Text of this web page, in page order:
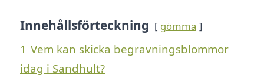
Innehållsförteckning gömma
1 Vem kan skicka begravningsblommor
idag i Sandhult?